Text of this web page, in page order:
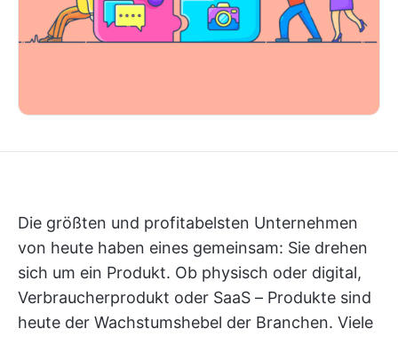
Die größten und profitabelsten Unternehmen
von heute haben eines gemeinsam: Sie drehen
sich um ein Produkt. Ob physisch oder digital,
Verbraucherprodukt oder SaaS – Produkte sind
heute der Wachstumshebel der Branchen. Viele